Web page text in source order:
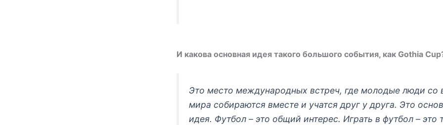
И какова основная идея такого большого события, как Gothia
Это место международных встреч, где молодые люди со
мира собираются вместе и учатся друг у друга. Это
идея. Футбол – это общий интерес. Играть в футбол – это